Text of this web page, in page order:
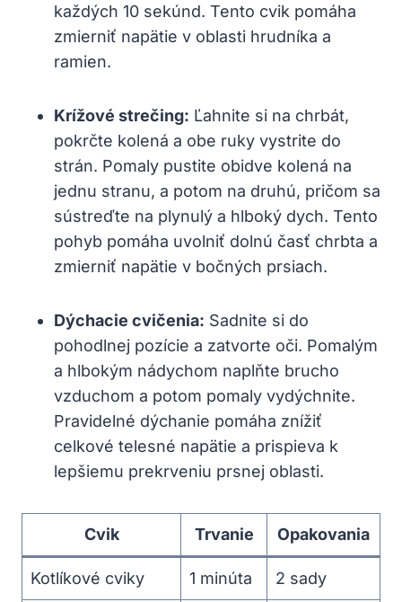
každých 10 sekúnd. Tento cvik pomáha
zmierniť napätie v oblasti hrudníka a
ramien.
Krížové strečing: Ľahnite si na chrbát,
pokrčte kolená a obe ruky vystrite do
strán. Pomaly pustite obidve kolená na
jednu stranu, a potom na druhú, pričom sa
sústreďte na plynulý a hlboký dych. Tento
pohyb pomáha uvolniť dolnú časť chrbta a
zmierniť napätie v bočných prsiach.
Dýchacie cvičenia: Sadnite si do
pohodlnej pozície a zatvorte oči. Pomalým
a hlbokým nádychom naplňte brucho
vzduchom a potom pomaly vydýchnite.
Pravidelné dýchanie pomáha znížiť
celkové telesné napätie a prispieva k
lepšiemu prekrveniu prsnej oblasti.
Cvik Trvanie Opakovania
Kotlíkové cviky 1 minúta 2 sady